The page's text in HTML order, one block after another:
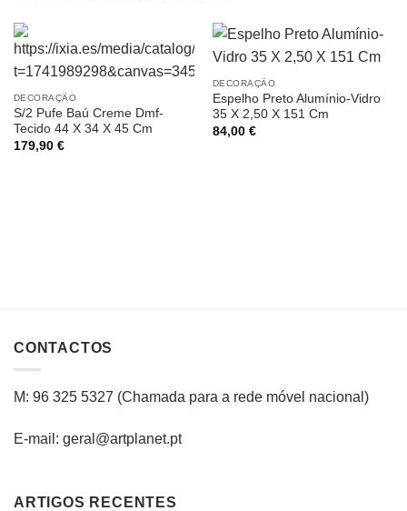
DECORAÇÃO
S/2 Pufe Baú Creme Dmf-
Tecido 44 X 34 X 45 Cm
179,90 €
DECORAÇÃO
Espelho Preto Alumínio-Vidro
35 X 2,50 X 151 Cm
84,00 €
CONTACTOS
M: 96 325 5327 (Chamada para a rede móvel nacional )
E-mail: geral@artplanet.pt
ARTIGOS RECENTES